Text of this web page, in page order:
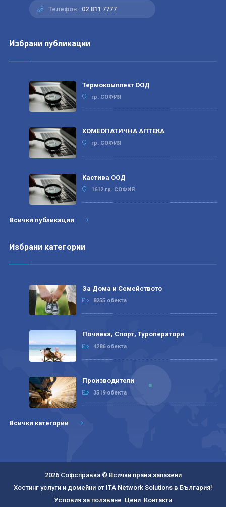
Телефон : 02 811 7777
Избрани публикации
Термокомплект ООД
гр. СОФИЯ
ХОМЕОПАТИЧНА АПТЕКА
гр. СОФИЯ
Кастива ООД
1612 гр. СОФИЯ
Всички публикации
Избрани категории
За Дома и Семейството
8255 обекта
Почивка, Спорт, Туроператори
4286 обекта
Производители
3519 обекта
Всички категории
2026 Софсправка © Всички права запазени
Хостинг услуги и домейни от ITA Network Solutions в България!
Условия за ползване Цени Контакти